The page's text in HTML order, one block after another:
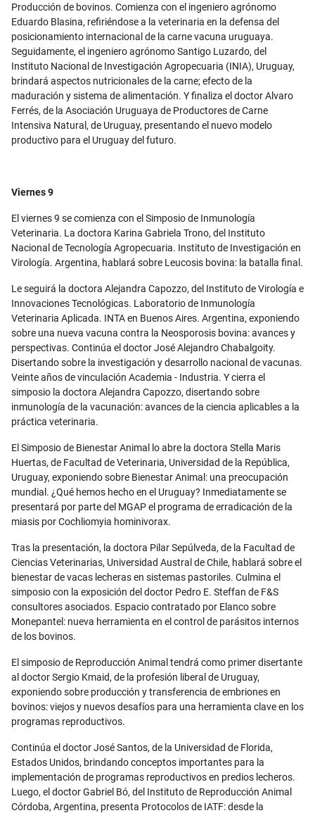
Producción de bovinos. Comienza con el ingeniero agrónomo
Eduardo Blasina, refiriéndose a la veterinaria en la defensa del
posicionamiento internacional de la carne vacuna uruguaya.
Seguidamente, el ingeniero agrónomo Santigo Luzardo, del
Instituto Nacional de Investigación Agropecuaria (INIA), Uruguay,
brindará aspectos nutricionales de la carne; efecto de la
maduración y sistema de alimentación. Y finaliza el doctor Alvaro
Ferrés, de la Asociación Uruguaya de Productores de Carne
Intensiva Natural, de Uruguay, presentando el nuevo modelo
productivo para el Uruguay del futuro.
Viernes 9
El viernes 9 se comienza con el Simposio de Inmunología
Veterinaria. La doctora Karina Gabriela Trono, del Instituto
Nacional de Tecnología Agropecuaria. Instituto de Investigación en
Virología. Argentina, hablará sobre Leucosis bovina: la batalla final.
Le seguirá la doctora Alejandra Capozzo, del Instituto de Virología e
Innovaciones Tecnológicas. Laboratorio de Inmunología
Veterinaria Aplicada. INTA en Buenos Aires. Argentina, exponiendo
sobre una nueva vacuna contra la Neosporosis bovina: avances y
perspectivas. Continúa el doctor José Alejandro Chabalgoity.
Disertando sobre la investigación y desarrollo nacional de vacunas.
Veinte años de vinculación Academia - Industria. Y cierra el
simposio la doctora Alejandra Capozzo, disertando sobre
inmunología de la vacunación: avances de la ciencia aplicables a la
práctica veterinaria.
El Simposio de Bienestar Animal lo abre la doctora Stella Maris
Huertas, de Facultad de Veterinaria, Universidad de la República,
Uruguay, exponiendo sobre Bienestar Animal: una preocupación
mundial. ¿Qué hemos hecho en el Uruguay? Inmediatamente se
presentará por parte del MGAP el programa de erradicación de la
miasis por Cochliomyia hominivorax.
Tras la presentación, la doctora Pilar Sepúlveda, de la Facultad de
Ciencias Veterinarias, Universidad Austral de Chile, hablará sobre el
bienestar de vacas lecheras en sistemas pastoriles. Culmina el
simposio con la exposición del doctor Pedro E. Steffan de F&S
consultores asociados. Espacio contratado por Elanco sobre
Monepantel: nueva herramienta en el control de parásitos internos
de los bovinos.
El simposio de Reproducción Animal tendrá como primer disertante
al doctor Sergio Kmaid, de la profesión liberal de Uruguay,
exponiendo sobre producción y transferencia de embriones en
bovinos: viejos y nuevos desafíos para una herramienta clave en los
programas reproductivos.
Continúa el doctor José Santos, de la Universidad de Florida,
Estados Unidos, brindando conceptos importantes para la
implementación de programas reproductivos en predios lecheros.
Luego, el doctor Gabriel Bó, del Instituto de Reproducción Animal
Córdoba, Argentina, presenta Protocolos de IATF: desde la